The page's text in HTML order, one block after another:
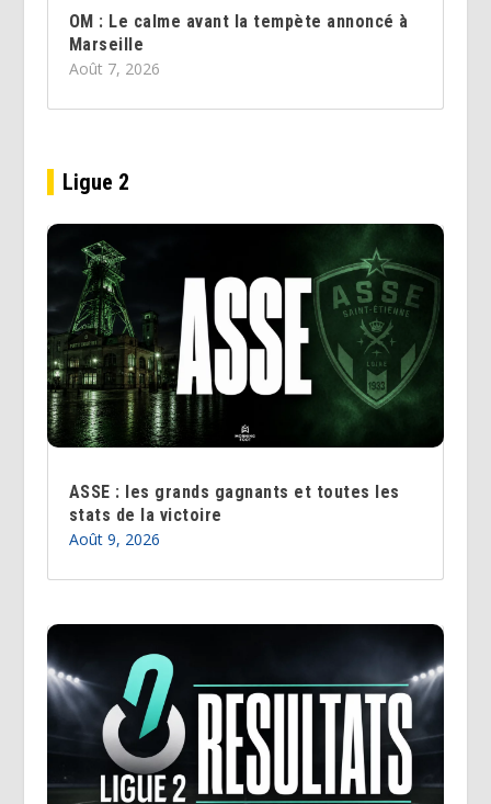
OM : Le calme avant la tempète annoncé à
Marseille
Août 7, 2026
Ligue 2
ASSE : les grands gagnants et toutes les
stats de la victoire
Août 9, 2026